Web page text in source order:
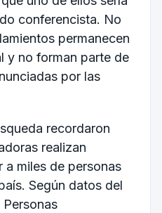
conferencista. No
permanecen
y no forman parte de
por las
recordaron
realizan
a miles de personas
Según datos del